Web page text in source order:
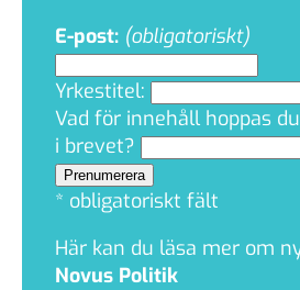
E-post: (obligatoriskt)
Yrkestitel:
Vad för innehåll hoppas
i brevet?
* obligatoriskt fält
Här kan du läsa mer om
Novus Politik